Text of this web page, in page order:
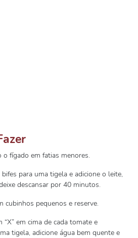
o fígado em fatias menores.
para uma tigela e adicione o leite,
descansar por 40 minutos.
cubinhos pequenos e reserve.
“X” em cima de cada tomate e
tigela, adicione água bem quente e